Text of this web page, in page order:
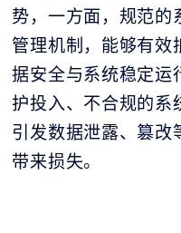
势，一方面，规范的
管理机制，能够有效
据安全与系统稳定运
护投入、不合规的系
引发数据泄露、篡改
带来损失。